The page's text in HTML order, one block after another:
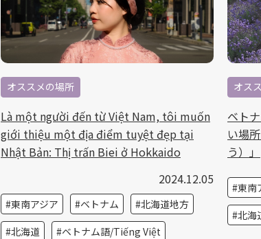
オススメの場所
Là một người đến từ Việt Nam, tôi muốn
giới thiệu một địa điểm tuyệt đẹp tại
Nhật Bản: Thị trấn Biei ở Hokkaido
2024.12.05
東南アジア ベトナム
北海道地方
北海道
ベトナム語/Tiếng Việt
オス
ベト
い場
う）」
東南
北海